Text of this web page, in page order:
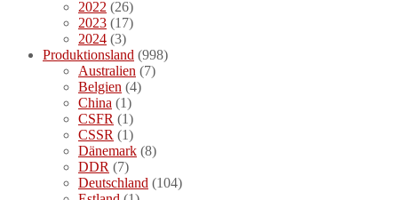
2022 (26)
2023 (17)
2024 (3)
Produktionsland (998)
Australien (7)
Belgien (4)
China (1)
CSFR (1)
CSSR (1)
Dänemark (8)
DDR (7)
Deutschland (104)